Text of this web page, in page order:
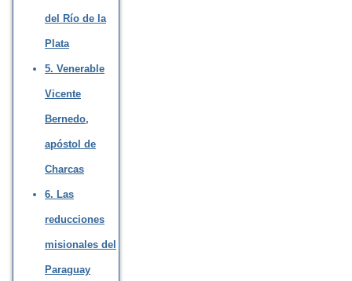
del Río de la
Plata
5. Venerable
Vicente
Bernedo,
apóstol de
Charcas
6. Las
reducciones
misionales del
Paraguay